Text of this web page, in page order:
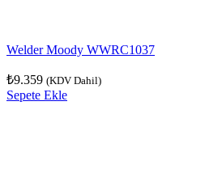
Welder Moody WWRC1037
₺9.359 (KDV Dahil)
Sepete Ekle